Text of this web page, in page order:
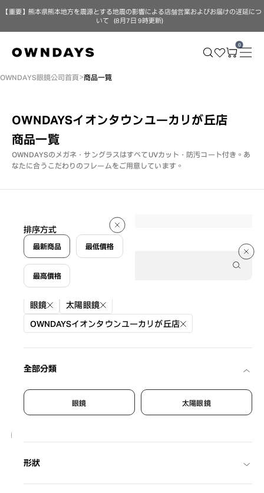
【重要】熊本県熊本地方を震源とする地震の影響による店舗営業およびお届けの遅延につ
いて（8月7日 9時更新）
0
OWNDAYS眼鏡公司首頁 商品一覽
OWNDAYSイオンタウンユーカリが丘店
商品一覧
OWNDAYSのメガネ・サングラスはすべてUVカット・防汚コート付き。 あ
なたに合うこだわりのフレームをご用意しています。
268 件
篩選條件
眼鏡 太陽眼鏡
OWNDAYSイオンタウンユーカリが丘店
全部分類
眼鏡 太陽眼鏡
形狀
排序方式
最新商品 最低價格
最高價格
OWNDAYS | SUN
¥8,800